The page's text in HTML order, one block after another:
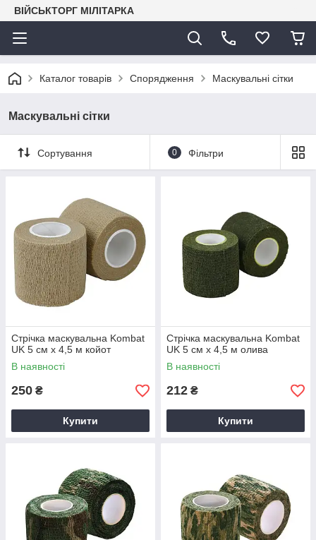
ВІЙСЬКТОРГ МІЛІТАРКА
Каталог товарів Спорядження Маскувальні сітки
Маскувальні сітки
Сортування 0 Фільтри
Стрічка маскувальна Kombat
UK 5 см х 4,5 м койот
В наявності
250 ₴
Купити
Стрічка маскувальна Kombat
UK 5 см х 4,5 м олива
В наявності
212 ₴
Купити